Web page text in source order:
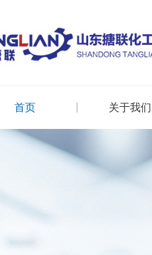
首页 关于我们